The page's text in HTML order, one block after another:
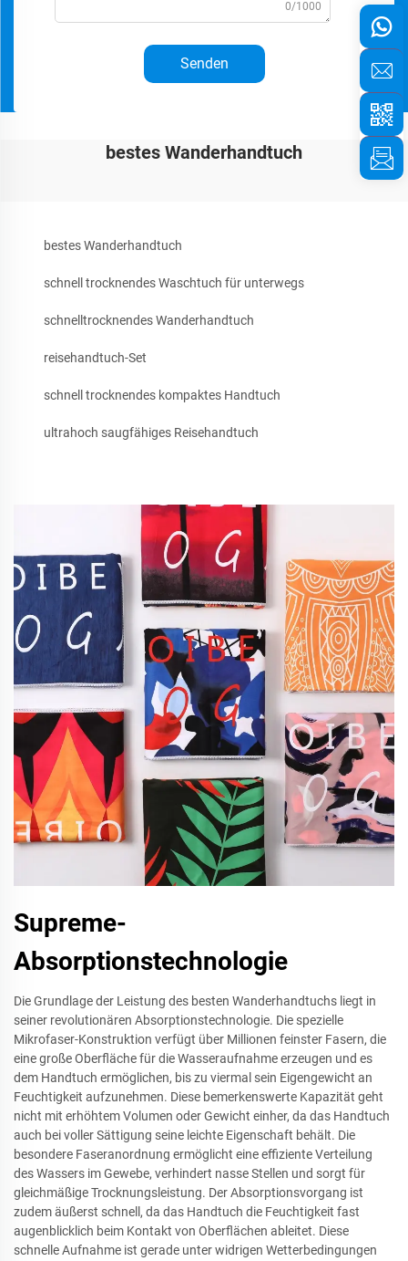
0/1000
Senden
bestes Wanderhandtuch
bestes Wanderhandtuch
schnell trocknendes Waschtuch für unterwegs
schnelltrocknendes Wanderhandtuch
reisehandtuch-Set
schnell trocknendes kompaktes Handtuch
ultrahoch saugfähiges Reisehandtuch
Supreme-
Absorptionstechnologie
Die Grundlage der Leistung des besten Wanderhandtuchs liegt in
seiner revolutionären Absorptionstechnologie. Die spezielle
Mikrofaser-Konstruktion verfügt über Millionen feinster Fasern, die
eine große Oberfläche für die Wasseraufnahme erzeugen und es
dem Handtuch ermöglichen, bis zu viermal sein Eigengewicht an
Feuchtigkeit aufzunehmen. Diese bemerkenswerte Kapazität geht
nicht mit erhöhtem Volumen oder Gewicht einher, da das Handtuch
auch bei voller Sättigung seine leichte Eigenschaft behält. Die
besondere Faseranordnung ermöglicht eine effiziente Verteilung
des Wassers im Gewebe, verhindert nasse Stellen und sorgt für
gleichmäßige Trocknungsleistung. Der Absorptionsvorgang ist
zudem äußerst schnell, da das Handtuch die Feuchtigkeit fast
augenblicklich beim Kontakt von Oberflächen ableitet. Diese
schnelle Aufnahme ist gerade unter widrigen Wetterbedingungen